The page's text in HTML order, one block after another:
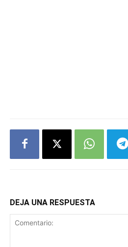
DEJA UNA RESPUESTA